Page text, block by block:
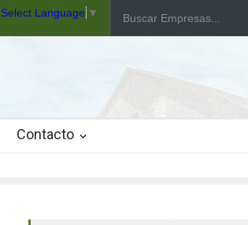
Select Language ▼
Contacto